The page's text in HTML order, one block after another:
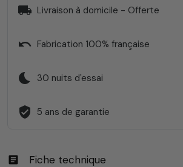
local_shipping Livraison à domicile - Offerte
undo Fabrication 100% française
bedtime 30 nuits d'essai
verified_user 5 ans de garantie
article Fiche technique